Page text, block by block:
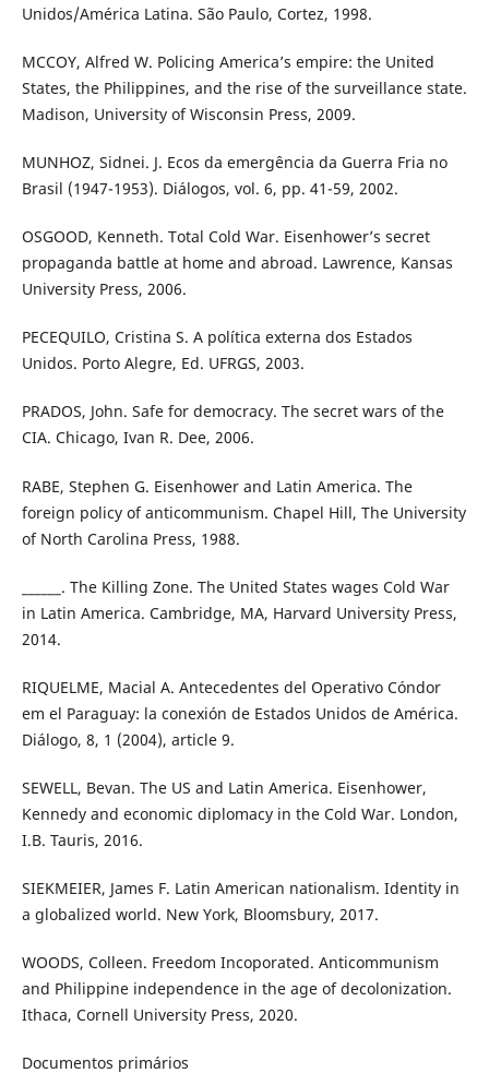
Unidos/América Latina. São Paulo, Cortez, 1998.
MCCOY, Alfred W. Policing America’s empire: the United
States, the Philippines, and the rise of the surveillance state.
Madison, University of Wisconsin Press, 2009.
MUNHOZ, Sidnei. J. Ecos da emergência da Guerra Fria no
Brasil (1947-1953). Diálogos, vol. 6, pp. 41-59, 2002.
OSGOOD, Kenneth. Total Cold War. Eisenhower’s secret
propaganda battle at home and abroad. Lawrence, Kansas
University Press, 2006.
PECEQUILO, Cristina S. A política externa dos Estados
Unidos. Porto Alegre, Ed. UFRGS, 2003.
PRADOS, John. Safe for democracy. The secret wars of the
CIA. Chicago, Ivan R. Dee, 2006.
RABE, Stephen G. Eisenhower and Latin America. The
foreign policy of anticommunism. Chapel Hill, The University
of North Carolina Press, 1988.
______. The Killing Zone. The United States wages Cold War
in Latin America. Cambridge, MA, Harvard University Press,
2014.
RIQUELME, Macial A. Antecedentes del Operativo Cóndor
em el Paraguay: la conexión de Estados Unidos de América.
Diálogo, 8, 1 (2004), article 9.
SEWELL, Bevan. The US and Latin America. Eisenhower,
Kennedy and economic diplomacy in the Cold War. London,
I.B. Tauris, 2016.
SIEKMEIER, James F. Latin American nationalism. Identity in
a globalized world. New York, Bloomsbury, 2017.
WOODS, Colleen. Freedom Incoporated. Anticommunism
and Philippine independence in the age of decolonization.
Ithaca, Cornell University Press, 2020.
Documentos primários